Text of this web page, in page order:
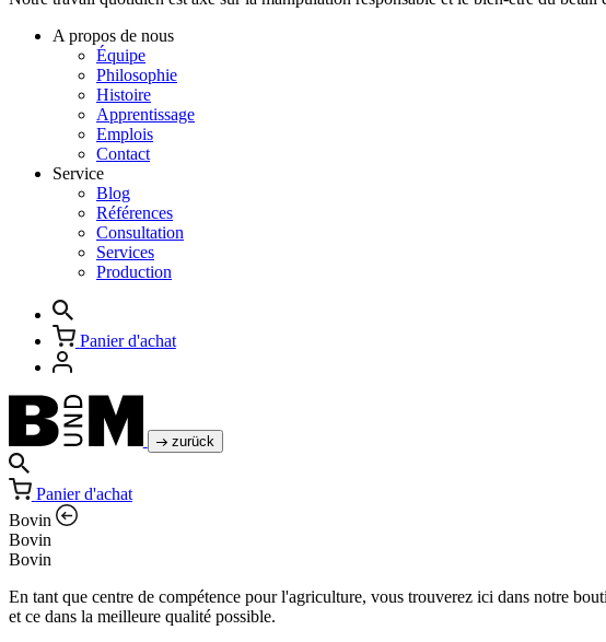
A propos de nous
Équipe
Philosophie
Histoire
Apprentissage
Emplois
Contact
Service
Blog
Références
Consultation
Services
Production
Panier d'achat
zurück
Panier d'achat
Bovin
Bovin
Bovin
En tant que centre de compétence pour l'agriculture, vous trouverez ici dans notre
et ce dans la meilleure qualité possible.